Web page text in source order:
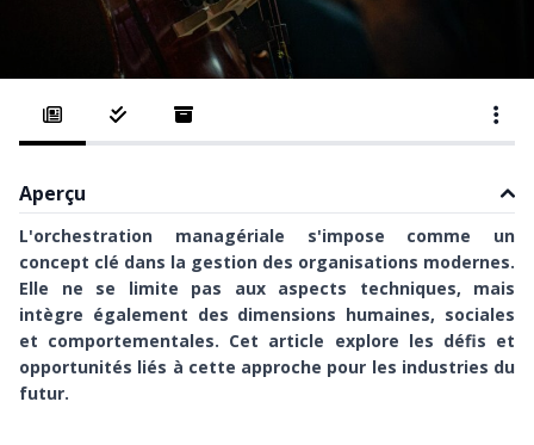
Aperçu
L'orchestration managériale s'impose comme un
concept clé dans la gestion des organisations modernes.
Elle ne se limite pas aux aspects techniques, mais
intègre également des dimensions humaines, sociales
et comportementales. Cet article explore les défis et
opportunités liés à cette approche pour les industries du
futur.